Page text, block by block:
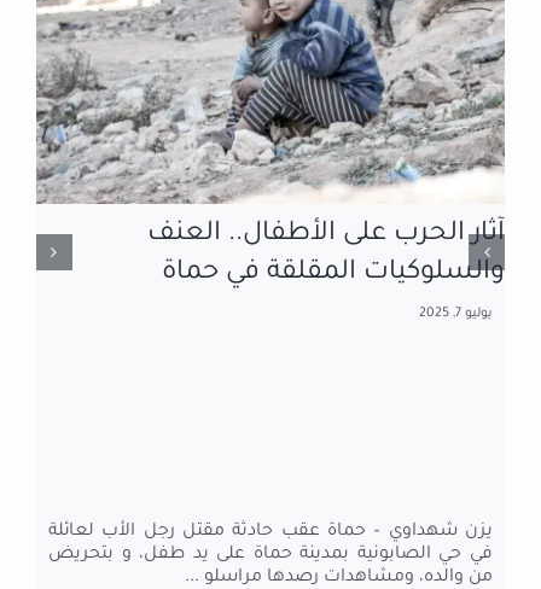
تصريحات المخلوف.. فقاعة إعلامية
يرفضها أهالي الغاب بريف حماة
مايو 3, 2025
جهاد الحاج- حماة عقب تصريحات أطلقها رامي مخلوف
ابن خال المخلوع بشار الأسد، الذي كان عنصراً رئيساً في
المنظومة الاقتصادية لنظام الأسد منذ تولي رأسه